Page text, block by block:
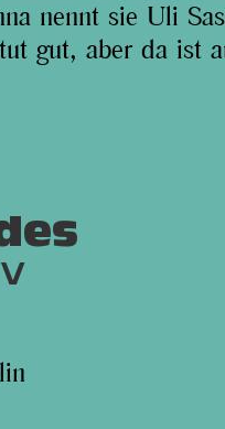
nennt sie Uli
gut, aber da ist